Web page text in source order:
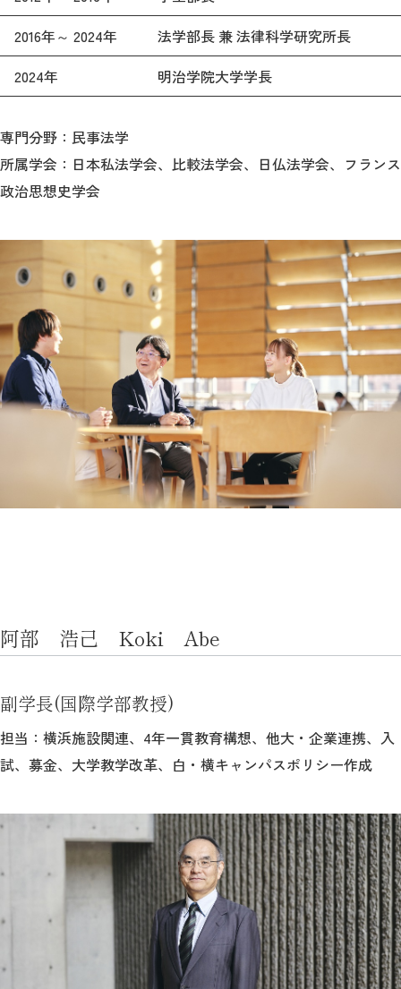
2016年～ 2024年
法学部長 兼 法律科学研究所長
2024年
明治学院大学学長
専門分野：民事法学
所属学会：日本私法学会、比較法学会、日仏法学会、フランス
政治思想史学会
阿部 浩己 Koki Abe
副学長(国際学部教授)
担当：横浜施設関連、4年一貫教育構想、他大・企業連携、入
試、募金、大学教学改革、白・横キャンパスポリシー作成